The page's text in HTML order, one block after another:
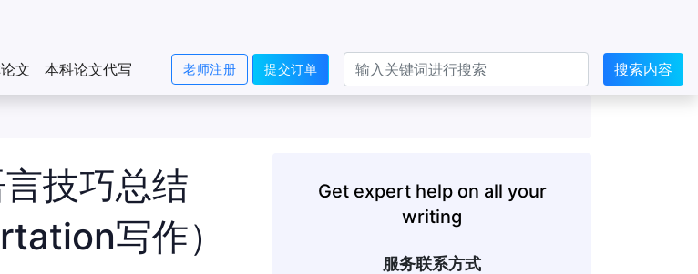
文 本科论文代写 搜索内容
老师注册 提交订单
技巧总结
写作）
Get expert help on all your
writing
服务联系方式